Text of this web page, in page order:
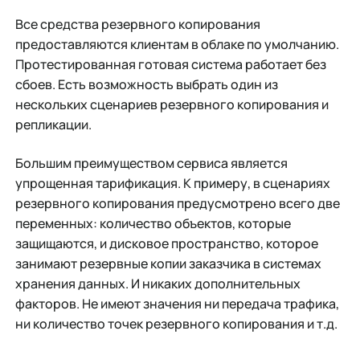
Все средства резервного копирования
предоставляются клиентам в облаке по умолчанию.
Протестированная готовая система работает без
сбоев. Есть возможность выбрать один из
нескольких сценариев резервного копирования и
репликации.
Большим преимуществом сервиса является
упрощенная тарификация. К примеру, в сценариях
резервного копирования предусмотрено всего две
переменных: количество объектов, которые
защищаются, и дисковое пространство, которое
занимают резервные копии заказчика в системах
хранения данных. И никаких дополнительных
факторов. Не имеют значения ни передача трафика,
ни количество точек резервного копирования и т.д.